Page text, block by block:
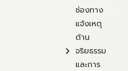
ช่องทาง
แจ้งเหตุ
ด้าน
จริยธรรม
และการ